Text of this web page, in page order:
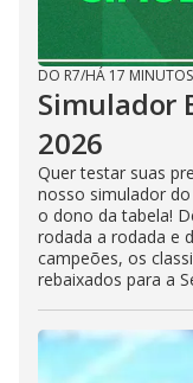
DO R7/HÁ 17 MINUTOS
Simulador
2026
Quer testar suas
nosso simulador
o dono da tabela!
rodada a rodada e
campeões, os
rebaixados para a